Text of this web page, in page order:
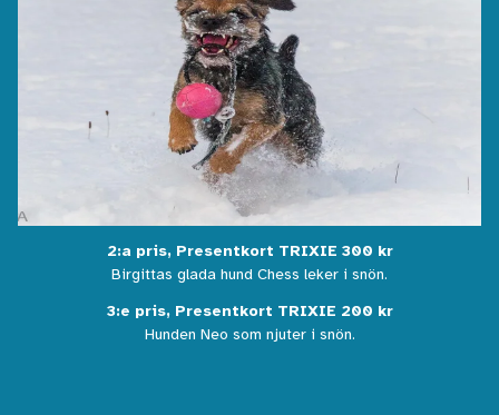
2:a pris, Presentkort TRIXIE 300 kr
Birgittas glada hund Chess leker i snön.
3:e pris, Presentkort TRIXIE 200 kr
Hunden Neo som njuter i snön.